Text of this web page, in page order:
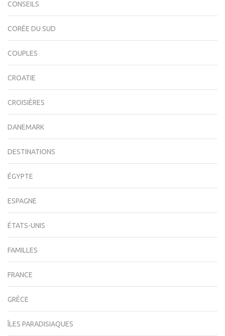
CONSEILS
CORÉE DU SUD
COUPLES
CROATIE
CROISIÈRES
DANEMARK
DESTINATIONS
ÉGYPTE
ESPAGNE
ÉTATS-UNIS
FAMILLES
FRANCE
GRÈCE
ÎLES PARADISIAQUES